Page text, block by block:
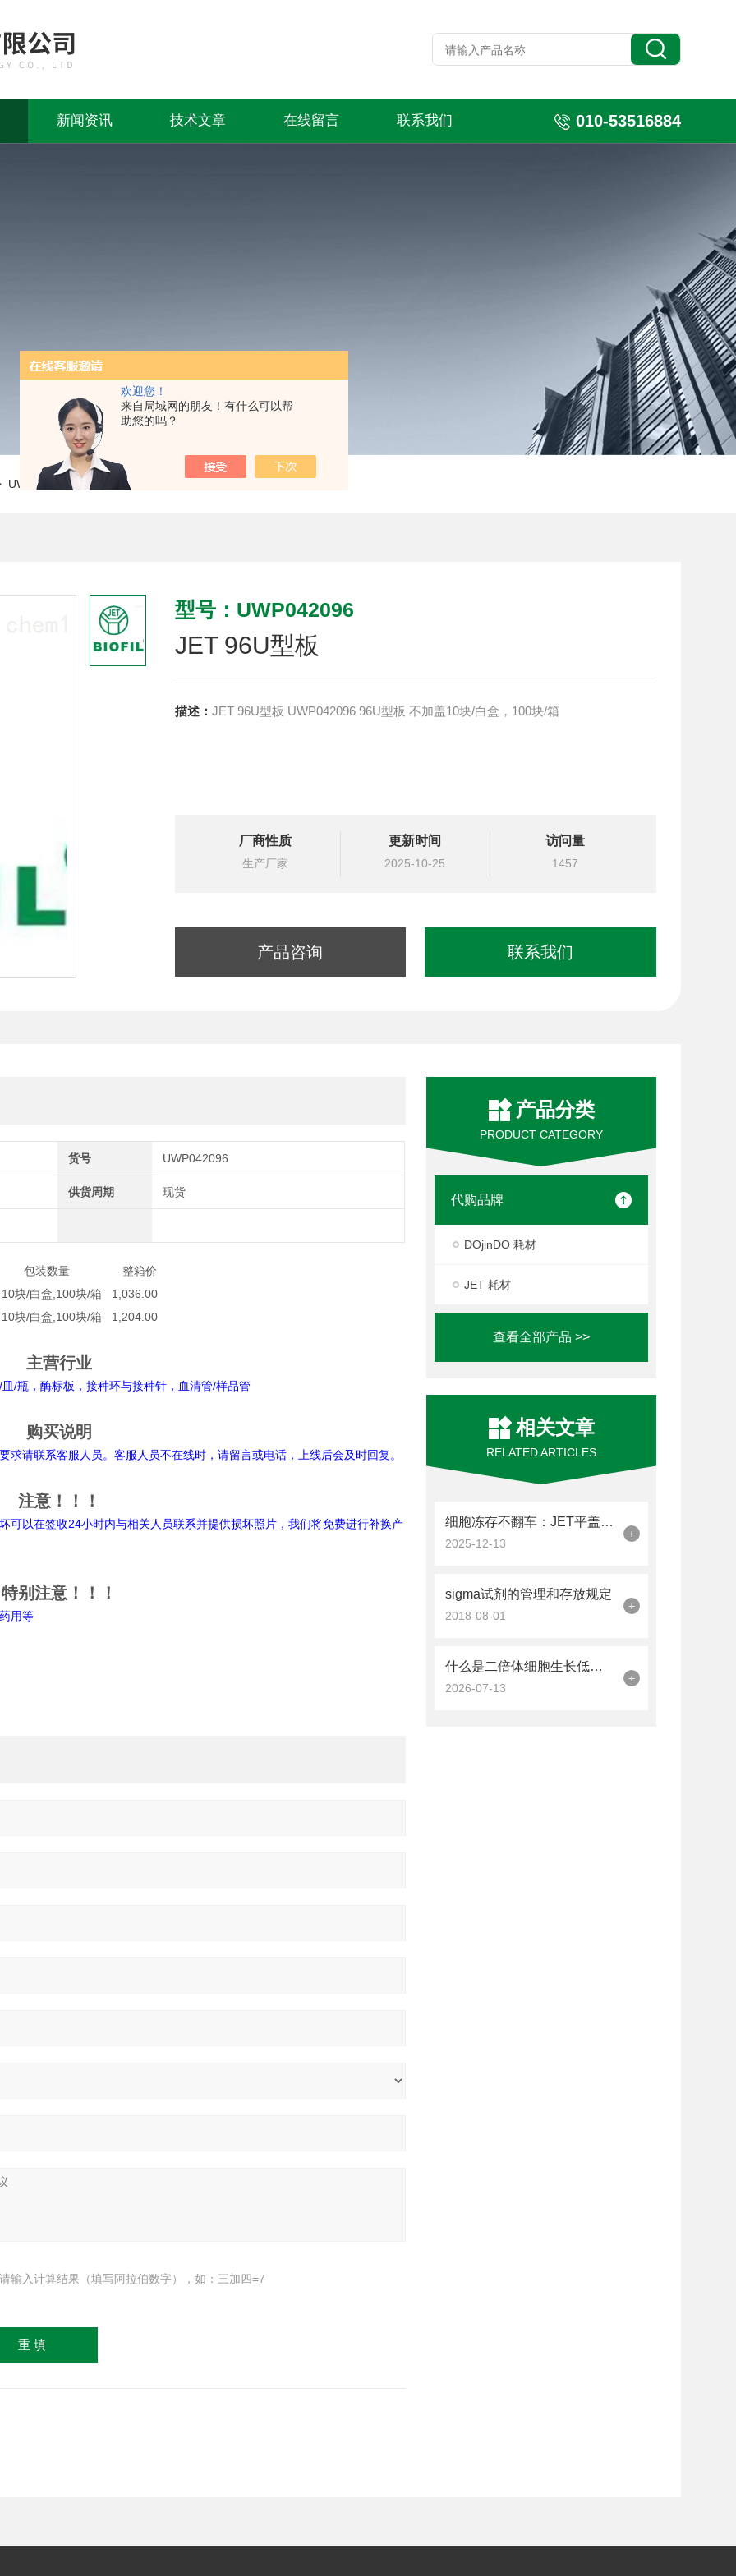
欢迎您！
来自局域网的朋友！有什么可以帮
助您的吗？
新闻资讯 技术文章 在线留言 联系我们 010-53516884
96U型板
型号：UWP042096
JET 96U型板
描述： JET 96U型板 UWP042096 96U型板 不加盖10块/白盒，100块/箱
厂商性质
生产厂家
更新时间
2025-10-25
访问量
1457
产品咨询 联系我们
产品分类
PRODUCT CATEGORY
代购品牌
DOjinDO 耗材
JET 耗材
查看全部产品 >>
相关文章
RELATED ARTICLES
细胞冻存不翻车：JET平盖冻存管的加液量与密封操作技巧
2025-12-13
+
sigma试剂的管理和存放规定
2018-08-01
+
什么是二倍体细胞生长低血清培养基(SRM)?
2026-07-13
+
货号 UWP042096
供货周期 现货
装数量 整箱价
/白盒,100块/箱 1,036.00
块/白盒,100块/箱 1,204.00
主营行业
/瓶，酶标板，接种环与接种针，血清管/样品管
购买说明
请联系客服人员。客服人员不在线时，请留言或电话，上线后会及时回复。
注意！！！
可以在签收24小时内与相关人员联系并提供损坏照片，我们将免费进行补换产
特别注意！！！
用等
请输入计算结果（填写阿拉伯数字），如：三加四=7